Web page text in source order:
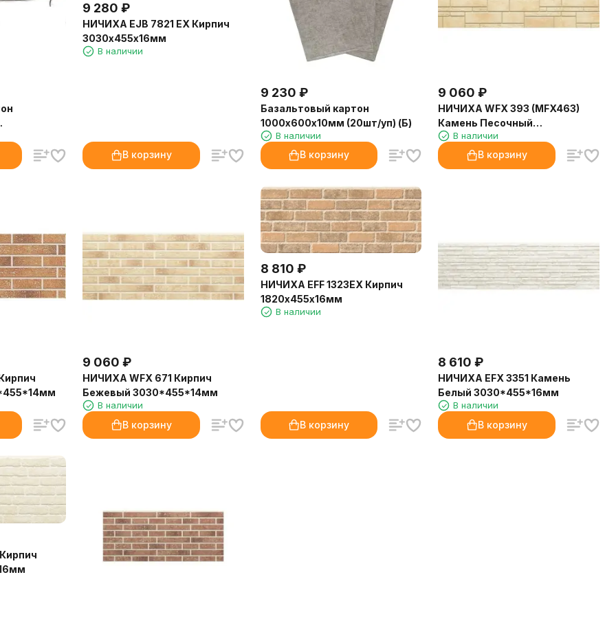
уп) (Б)
9 280 ₽
НИЧИХА EJB 7821 EX Кирпич
3030х455х16мм
В наличии
В корзину
9 230 ₽
Базальтовый картон
1000х600х10мм (20шт/уп) (Б)
В наличии
В корзину
9 060 ₽
НИЧИХА WFX 393 (MFX463)
Камень Песочный
3030*455*14мм
В наличии
В корзину
9 060 ₽
НИЧИХА WFX 671 Кирпич
Бежевый 3030*455*14мм
В наличии
В корзину
8 810 ₽
НИЧИХА EFF 1323EX Кирпич
1820х455х16мм
В наличии
В корзину
8 610 ₽
НИЧИХА EFX 3351 Камень
Белый 3030*455*16мм
В наличии
В корзину